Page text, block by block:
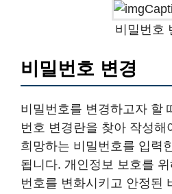
비밀번호
비밀번호 변경
비밀번호를 변경하고자 할
번호 변경란을 찾아 작성해
희망하는 비밀번호를 입력
됩니다. 개인정보 보호를
번호를 변화시키고 안정된